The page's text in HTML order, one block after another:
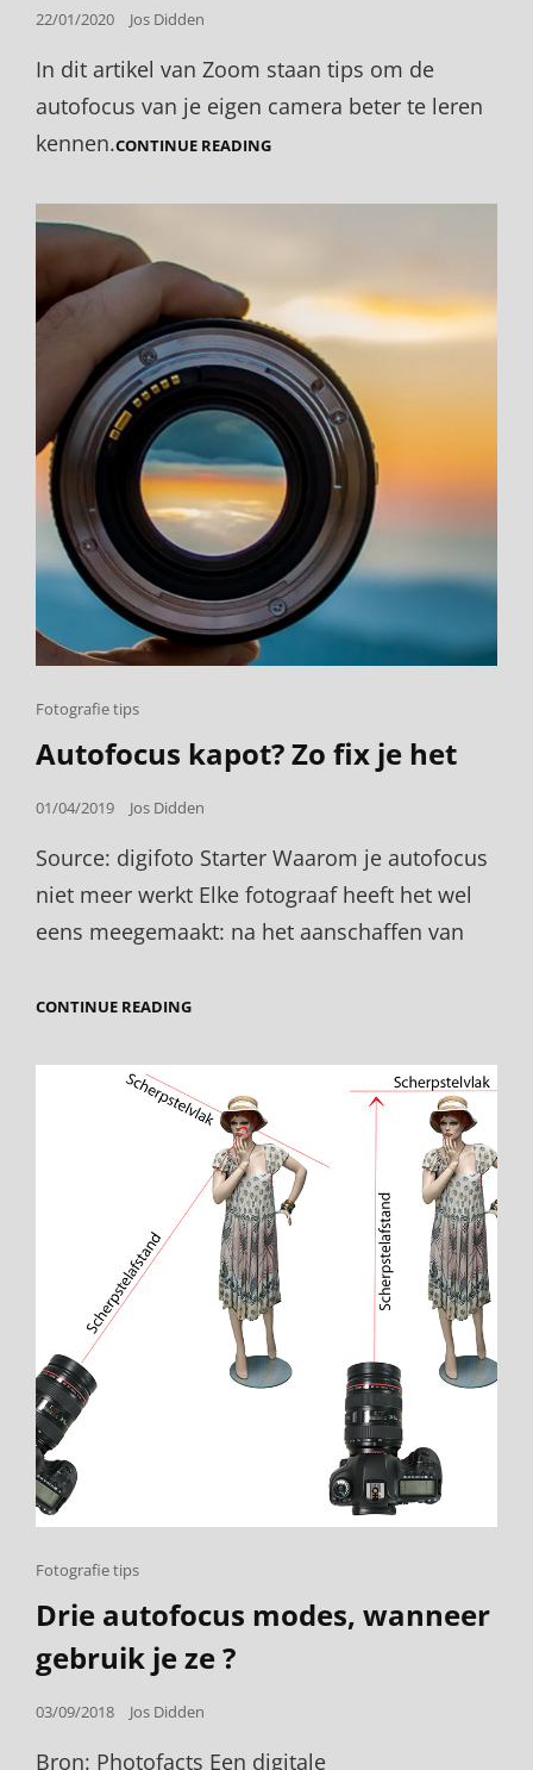
Posted
22/01/2020 Jos Didden
In dit artikel van Zoom staan tips om de
autofocus van je eigen camera beter te leren
kennen.CONTINUE READINGZO
HET
AUTOFOCUS
Cat
Fotografie tips
Autofocus kapot? Zo fix je het
Posted
01/04/2019 Jos Didden
Source: digifoto Starter Waarom je autofocus
niet meer werkt Elke fotograaf heeft het wel
eens meegemaakt: na het aanschaffen van
CONTINUE READINGAUTOFOCUS
FIX
HET
Cat
Fotografie tips
Drie autofocus modes, wanneer
gebruik je ze ?
Posted
03/09/2018 Jos Didden
Bron: Photofacts Een digitale